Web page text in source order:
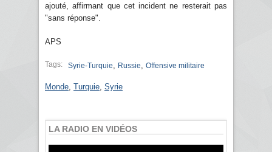
ajouté, affirmant que cet incident ne resterait pas
"sans réponse".
APS
Tags: Syrie-Turquie Russie Offensive militaire
Monde Turquie Syrie
LA RADIO EN VIDÉOS